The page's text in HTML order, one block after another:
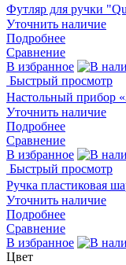
Футляр для ручки
Уточнить наличие
Подробнее
Сравнение
В избранное
Быстрый просмотр
Настольный прибор
Уточнить наличие
Подробнее
Сравнение
В избранное
Быстрый просмотр
Ручка пластиковая
Уточнить наличие
Подробнее
Сравнение
В избранное
Цвет